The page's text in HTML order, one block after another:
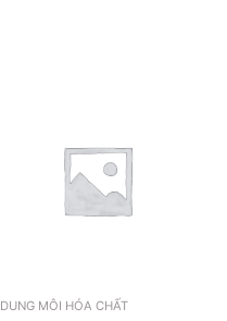
DUNG MÔI HÓA CHẤT